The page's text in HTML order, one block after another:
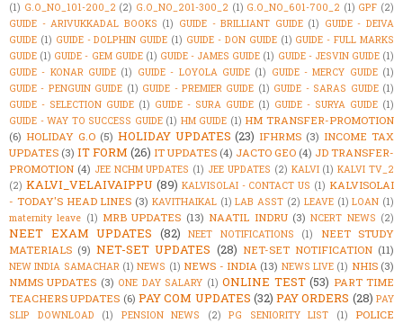
(1) G.O_NO_101-200_2 (2) G.O_NO_201-300_2 (1) G.O_NO_601-700_2 (1) GPF (2)
GUIDE - ARIVUKKADAL BOOKS (1) GUIDE - BRILLIANT GUIDE (1) GUIDE - DEIVA
GUIDE (1) GUIDE - DOLPHIN GUIDE (1) GUIDE - DON GUIDE (1) GUIDE - FULL MARKS
GUIDE (1) GUIDE - GEM GUIDE (1) GUIDE - JAMES GUIDE (1) GUIDE - JESVIN GUIDE (1)
GUIDE - KONAR GUIDE (1) GUIDE - LOYOLA GUIDE (1) GUIDE - MERCY GUIDE (1)
GUIDE - PENGUIN GUIDE (1) GUIDE - PREMIER GUIDE (1) GUIDE - SARAS GUIDE (1)
GUIDE - SELECTION GUIDE (1) GUIDE - SURA GUIDE (1) GUIDE - SURYA GUIDE (1)
GUIDE - WAY TO SUCCESS GUIDE (1) HM GUIDE (1) HM TRANSFER-PROMOTION
(6) HOLIDAY G.O (5) HOLIDAY UPDATES (23) IFHRMS (3) INCOME TAX
UPDATES (3) IT FORM (26) IT UPDATES (4) JACTO GEO (4) JD TRANSFER-
PROMOTION (4) JEE NCHM UPDATES (1) JEE UPDATES (2) KALVI (1) KALVI TV_2
(2) KALVI_VELAIVAIPPU (89) KALVISOLAI - CONTACT US (1) KALVISOLAI
- TODAY'S HEAD LINES (3) KAVITHAIKAL (1) LAB ASST (2) LEAVE (1) LOAN (1)
maternity leave (1) MRB UPDATES (13) NAATIL INDRU (3) NCERT NEWS (2)
NEET EXAM UPDATES (82) NEET NOTIFICATIONS (1)
NEET STUDY
MATERIALS (9) NET-SET UPDATES (28) NET-SET NOTIFICATION (11)
NEW INDIA SAMACHAR (1) NEWS (1) NEWS - INDIA (13) NEWS LIVE (1) NHIS (3)
NMMS UPDATES (3) ONE DAY SALARY (1) ONLINE TEST (53) PART TIME
TEACHERS UPDATES (6) PAY COM UPDATES (32) PAY ORDERS (28) PAY
SLIP DOWNLOAD
(1) PENSION NEWS (2) PG SENIORITY LIST (1)
POLICE